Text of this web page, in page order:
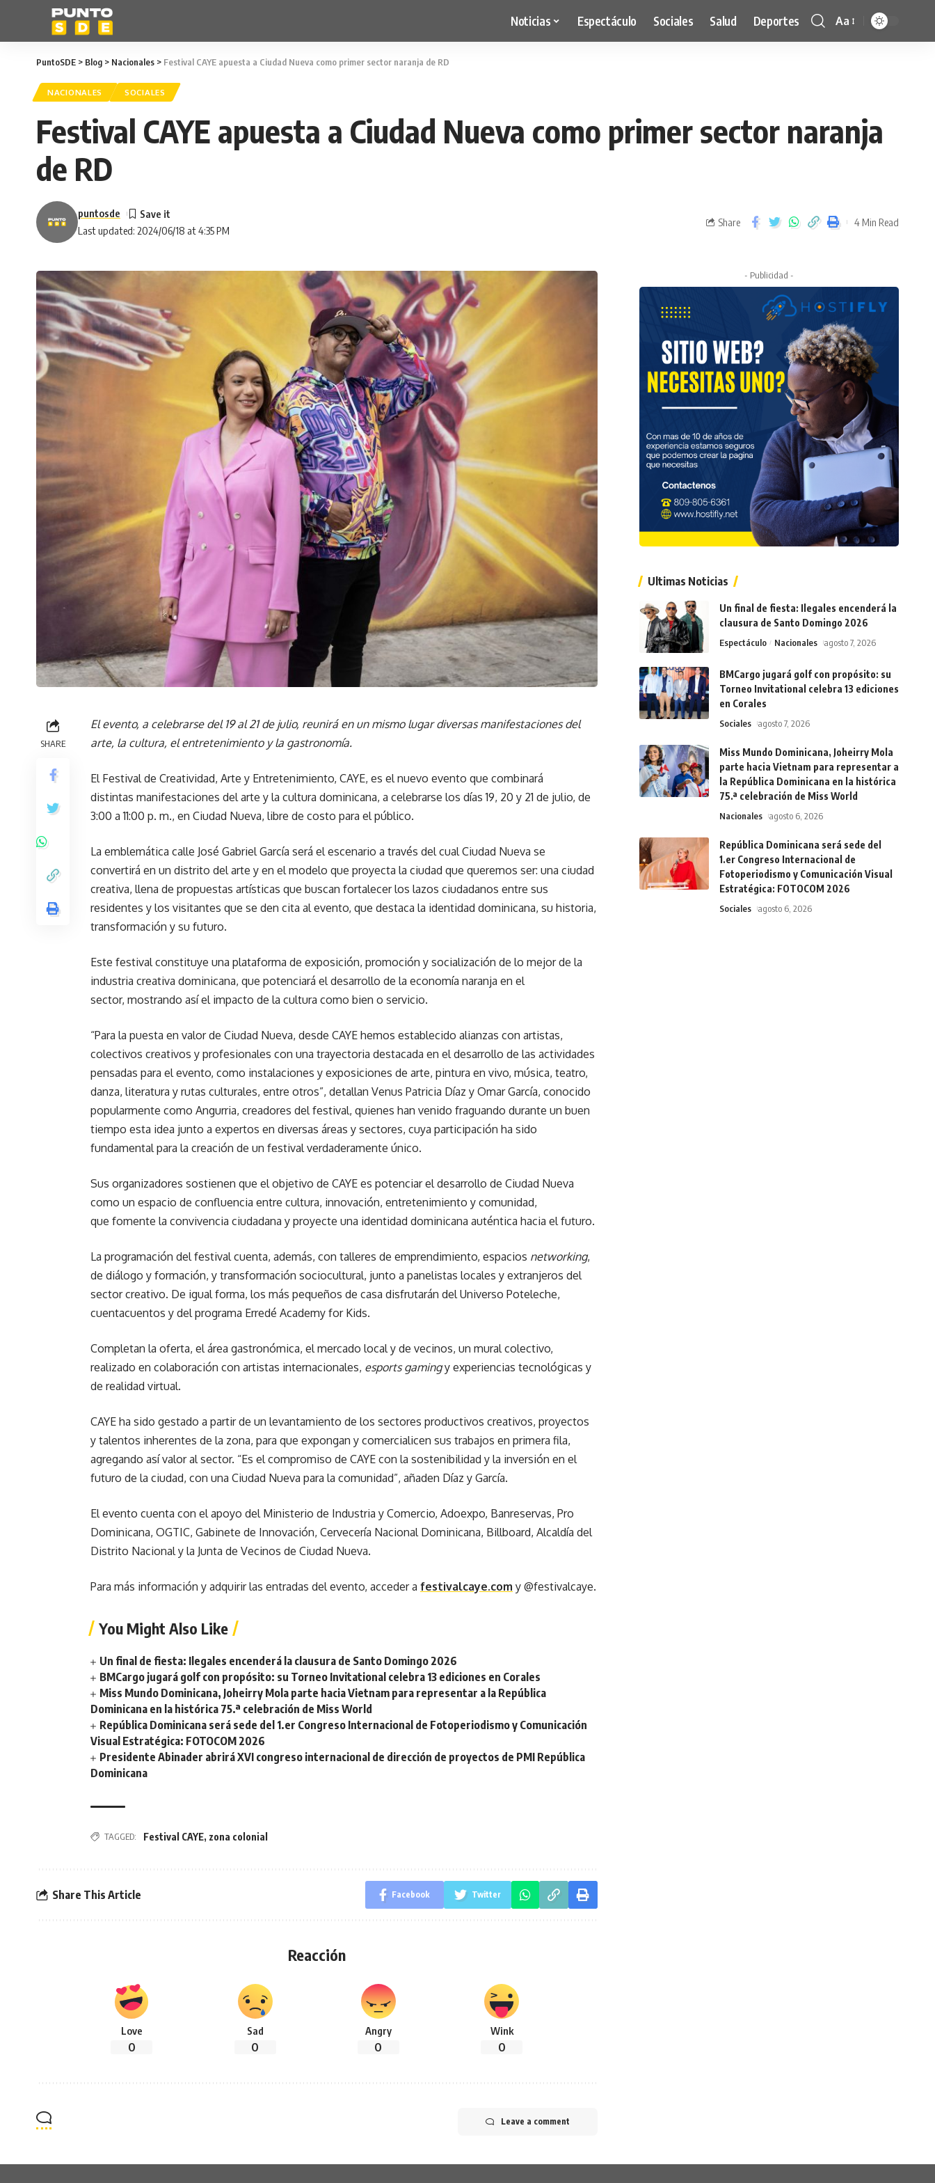
Noticias Espectáculo Sociales Salud Deportes Aa
PuntoSDE > Blog > Nacionales > Festival CAYE apuesta a Ciudad Nueva como primer sector naranja de RD
NACIONALES SOCIALES
Festival CAYE apuesta a Ciudad Nueva como primer sector naranja
de RD
Last updated: 2024/06/18 at 4:35 PM
puntosde
Share 4 Min Read
SHARE
El evento, a celebrarse del 19 al 21 de julio, reunirá en un mismo lugar diversas manifestaciones del
arte, la cultura, el entretenimiento y la gastronomía.
El Festival de Creatividad, Arte y Entretenimiento, CAYE, es el nuevo evento que combinará
distintas manifestaciones del arte y la cultura dominicana, a celebrarse los días 19, 20 y 21 de julio, de
3:00 a 11:00 p. m., en Ciudad Nueva, libre de costo para el público.
La emblemática calle José Gabriel García será el escenario a través del cual Ciudad Nueva se
convertirá en un distrito del arte y en el modelo que proyecta la ciudad que queremos ser: una ciudad
creativa, llena de propuestas artísticas que buscan fortalecer los lazos ciudadanos entre sus
residentes y los visitantes que se den cita al evento, que destaca la identidad dominicana, su historia,
transformación y su futuro.
Este festival constituye una plataforma de exposición, promoción y socialización de lo mejor de la
industria creativa dominicana, que potenciará el desarrollo de la economía naranja en el
sector, mostrando así el impacto de la cultura como bien o servicio.
“Para la puesta en valor de Ciudad Nueva, desde CAYE hemos establecido alianzas con artistas,
colectivos creativos y profesionales con una trayectoria destacada en el desarrollo de las actividades
pensadas para el evento, como instalaciones y exposiciones de arte, pintura en vivo, música, teatro,
danza, literatura y rutas culturales, entre otros”, detallan Venus Patricia Díaz y Omar García, conocido
popularmente como Angurria, creadores del festival, quienes han venido fraguando durante un buen
tiempo esta idea junto a expertos en diversas áreas y sectores, cuya participación ha sido
fundamental para la creación de un festival verdaderamente único.
Sus organizadores sostienen que el objetivo de CAYE es potenciar el desarrollo de Ciudad Nueva
como un espacio de confluencia entre cultura, innovación, entretenimiento y comunidad,
que fomente la convivencia ciudadana y proyecte una identidad dominicana auténtica hacia el futuro.
La programación del festival cuenta, además, con talleres de emprendimiento, espacios networking,
de diálogo y formación, y transformación sociocultural, junto a panelistas locales y extranjeros del
sector creativo. De igual forma, los más pequeños de casa disfrutarán del Universo Poteleche,
cuentacuentos y del programa Erredé Academy for Kids.
Completan la oferta, el área gastronómica, el mercado local y de vecinos, un mural colectivo,
realizado en colaboración con artistas internacionales, esports gamingy experiencias tecnológicas y
de realidad virtual.
CAYE ha sido gestado a partir de un levantamiento de los sectores productivos creativos, proyectos
y talentos inherentes de la zona, para que expongan y comercialicen sus trabajos en primera fila,
agregando así valor al sector. “Es el compromiso de CAYE con la sostenibilidad y la inversión en el
futuro de la ciudad, con una Ciudad Nueva para la comunidad”, añaden Díaz y García.
El evento cuenta con el apoyo del Ministerio de Industria y Comercio, Adoexpo, Banreservas, Pro
Dominicana, OGTIC, Gabinete de Innovación, Cervecería Nacional Dominicana, Billboard, Alcaldía del
Distrito Nacional y la Junta de Vecinos de Ciudad Nueva.
Para más información y adquirir las entradas del evento, acceder a festivalcaye.com y @festivalcaye.
You Might Also Like
Un final de fiesta: Ilegales encenderá la clausura de Santo Domingo 2026
BMCargo jugará golf con propósito: su Torneo Invitational celebra 13 ediciones en Corales
Miss Mundo Dominicana, Joheirry Mola parte hacia Vietnam para representar a la República
Dominicana en la histórica 75.ª celebración de Miss World
República Dominicana será sede del 1.er Congreso Internacional de Fotoperiodismo y Comunicación
Visual Estratégica: FOTOCOM 2026
Presidente Abinader abrirá XVI congreso internacional de dirección de proyectos de PMI República
Dominicana
TAGGED: Festival CAYE, zona colonial
Share This Article Facebook Twitter
Reacción
Love
0
Sad
0
Angry
0
Wink
0
Leave a comment
- Publicidad -
Ultimas Noticias
Un final de fiesta: Ilegales encenderá la
clausura de Santo Domingo 2026
Espectáculo Nacionales agosto 7, 2026
BMCargo jugará golf con propósito: su
Torneo Invitational celebra 13 ediciones
en Corales
Sociales agosto 7, 2026
Miss Mundo Dominicana, Joheirry Mola
parte hacia Vietnam para representar a
la República Dominicana en la histórica
75.ª celebración de Miss World
Nacionales agosto 6, 2026
República Dominicana será sede del
1.er Congreso Internacional de
Fotoperiodismo y Comunicación Visual
Estratégica: FOTOCOM 2026
Sociales agosto 6, 2026